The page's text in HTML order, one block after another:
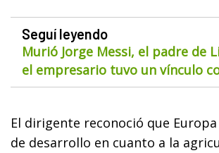
Seguí leyendo
Murió Jorge Messi, el padre de
el empresario tuvo un vínculo
El dirigente reconoció que Europa
de desarrollo en cuanto a la